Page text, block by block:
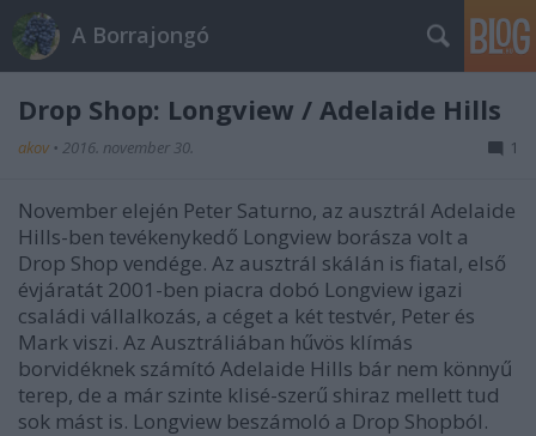
A Borrajongó
Drop Shop: Longview / Adelaide Hills
akov • 2016. november 30. 1
November elején Peter Saturno, az ausztrál Adelaide
Hills-ben tevékenykedő Longview borásza volt a
Drop Shop vendége. Az ausztrál skálán is fiatal, első
évjáratát 2001-ben piacra dobó Longview igazi
családi vállalkozás, a céget a két testvér, Peter és
Mark viszi. Az Ausztráliában hűvös klímás
borvidéknek számító Adelaide Hills bár nem könnyű
terep, de a már szinte klisé-szerű shiraz mellett tud
sok mást is. Longview beszámoló a Drop Shopból.